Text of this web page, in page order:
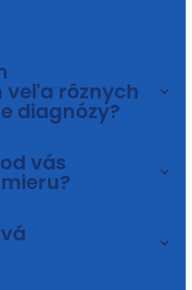
rôznych
diagnózy?
vás